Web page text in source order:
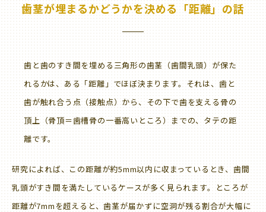
歯茎が埋まるかどうかを決める「距離」の話
歯と歯のすき間を埋める三角形の歯茎（歯間乳頭）が保た
れるかは、ある「距離」でほぼ決まります。それは、歯と
歯が触れ合う点（接触点）から、その下で歯を支える骨の
頂上（骨頂＝歯槽骨の一番高いところ）までの、タテの距
離です。
研究によれば、この距離が約5mm以内に収まっているとき、歯間
乳頭がすき間を満たしているケースが多く見られます。ところが
距離が7mmを超えると、歯茎が届かずに空洞が残る割合が大幅に